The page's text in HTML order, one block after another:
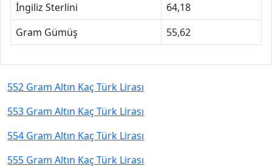
İngiliz Sterlini
64,18
Gram Gümüş
55,62
552 Gram Altın Kaç Türk Lirası
553 Gram Altın Kaç Türk Lirası
554 Gram Altın Kaç Türk Lirası
555 Gram Altın Kaç Türk Lirası